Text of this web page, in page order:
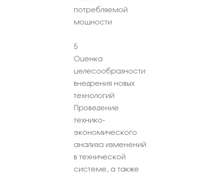
потребляемой
мощности
5
Оценка
целесообразности
внедрения новых
технологий
Проведение
технико-
экономического
анализа изменений
в технической
системе, а также